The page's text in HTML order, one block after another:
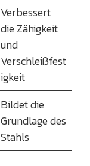
Verbessert
die Zähigkeit
und
Verschleißfest
igkeit
Bildet die
Grundlage des
Stahls